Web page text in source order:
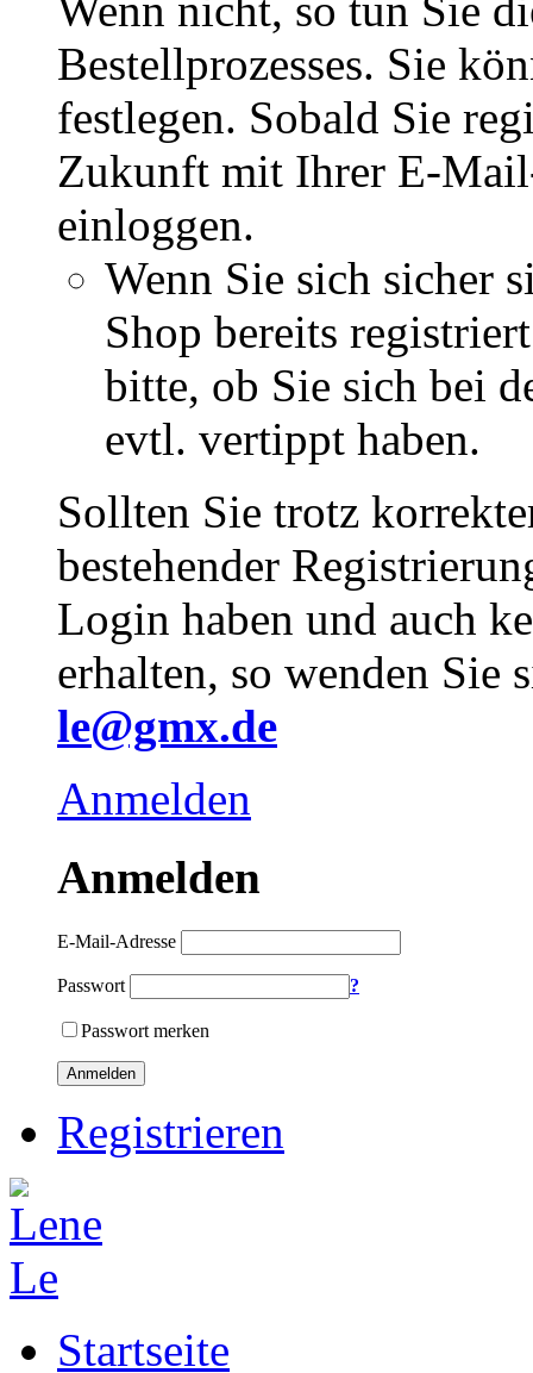
Bestellprozesses. Sie
festlegen. Sobald Sie
Zukunft mit Ihrer E-
einloggen.
Wenn Sie sich sicher
Shop bereits
bitte, ob Sie sich bei
evtl. vertippt haben.
Sollten Sie trotz
bestehender
Login haben und auch
erhalten, so wenden
le@gmx.de
Anmelden
Anmelden
E-Mail-Adresse
Passwort ?
Passwort merken
Anmelden
Registrieren
Startseite